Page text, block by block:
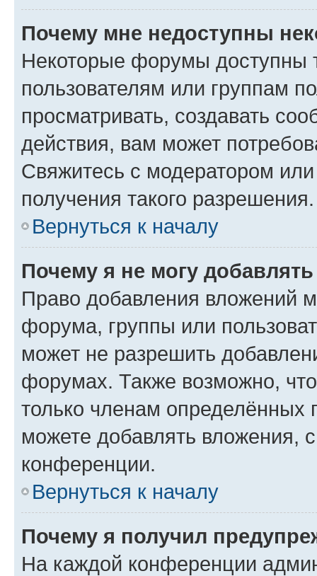
Почему мне недоступны
Некоторые форумы доступны
пользователям или группам
просматривать, создавать
действия, вам может
Свяжитесь с модератором
получения такого разрешения.
Вернуться к началу
Почему я не могу
Право добавления вложений
форума, группы или
может не разрешить
форумах. Также возможно,
только членам определённых
можете добавлять вложения,
конференции.
Вернуться к началу
Почему я получил
На каждой конференции